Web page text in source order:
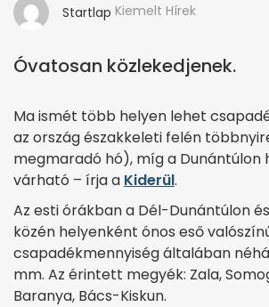
Startlap Kiemelt Hírek
Óvatosan közlekedjenek.
Ma ismét több helyen lehet
az ország északkeleti felén
megmaradó hó), míg a Dunántúlon
várható – írja a Kiderül.
Az esti órákban a Dél-Dunántúlon
közén helyenként ónos eső
csapadékmennyiség általában
mm. Az érintett megyék: Zala,
Baranya, Bács-Kiskun.